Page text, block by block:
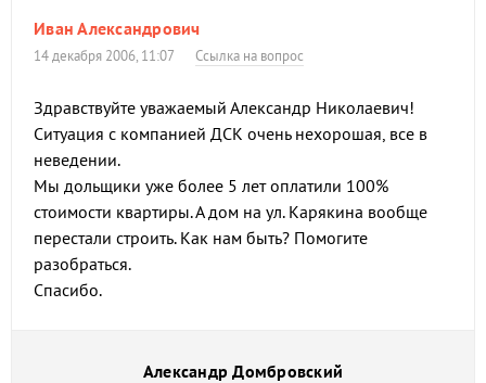
Иван Александрович
14 декабря 2006, 11:07 Ссылка на вопрос
Здравствуйте уважаемый Александр Николаевич!
Ситуация с компанией ДСК очень нехорошая, все в
неведении.
Мы дольщики уже более 5 лет оплатили 100%
стоимости квартиры. А дом на ул. Карякина вообще
перестали строить. Как нам быть? Помогите
разобраться.
Спасибо.
Александр Домбровский